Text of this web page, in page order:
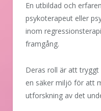
En utbildad och
psykoterapeut eller
inom
framgång.
Deras roll är att tryggt
en säker miljö för att
utforskning av det